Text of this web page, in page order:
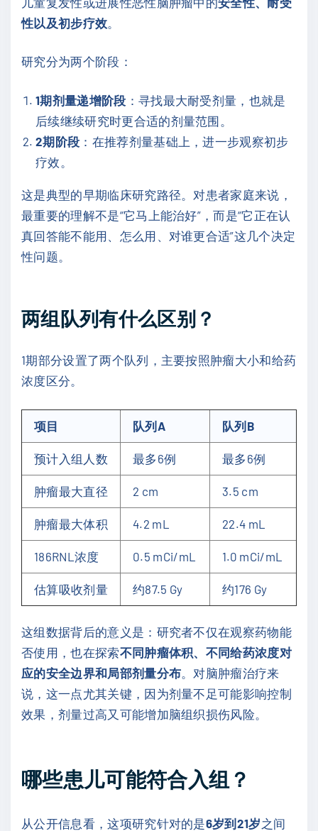
性以及初步疗效
研究分为两个阶段：
1期剂量递增阶段 ：寻找最大耐受剂量，也就是
后续继续研究时更合适的剂量范围。
2期阶段 ：在推荐剂量基础上，进一步观察初步
疗效。
这是典型的早期临床研究路径。对患者家庭来说，
最重要的理解不是“它马上能治好”，而是“它正在认
真回答能不能用、怎么用、对谁更合适”这几个决定
性问题。
两组队列有什么区别？
1期部分设置了两个队列，主要按照肿瘤大小和给药
浓度区分。
项目 队列A 队列B
预计入组人数 最多6例 最多6例
肿瘤最大直径 2 cm 3.5 cm
肿瘤最大体积 4.2 mL 22.4 mL
186RNL浓度 0.5 mCi/mL 1.0 mCi/mL
估算吸收剂量 约87.5 Gy 约176 Gy
这组数据背后的意义是：研究者不仅在观察药物能
否使用，也在探索不同肿瘤体积、不同给药浓度对
应的安全边界和局部剂量分布 。对脑肿瘤治疗来
说，这一点尤其关键，因为剂量不足可能影响控制
效果，剂量过高又可能增加脑组织损伤风险。
哪些患儿可能符合入组？
从公开信息看，这项研究针对的是6岁到21岁之间